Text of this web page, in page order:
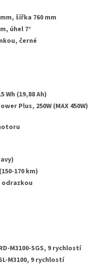
mm, šířka 760 mm
úhel 7°
černé
Wh (19,88 Ah)
Plus, 250W (MAX 450W)
170 km)
odrazkou
M3100-SGS, 9 rychlostí
M3100, 9 rychlostí